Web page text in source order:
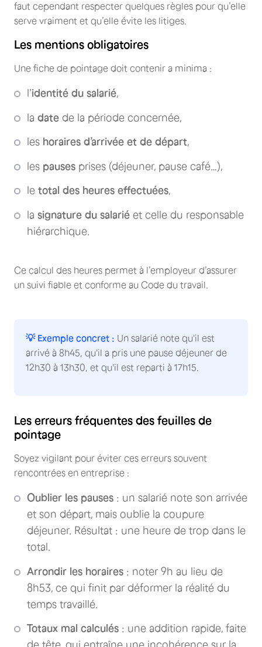
faut cependant respecter quelques règles pour qu’elle
serve vraiment et qu’elle évite les litiges.
Les mentions obligatoires
Une fiche de pointage doit contenir a minima :
l’identité du salarié,
la date de la période concernée,
les horaires d’arrivée et de départ,
les pauses prises (déjeuner, pause café…),
le total des heures effectuées,
la signature du salarié et celle du responsable
hiérarchique.
Ce calcul des heures permet à l’employeur d’assurer
un suivi fiable et conforme au Code du travail.
💡 Exemple concret : Un salarié note qu'il est
arrivé à 8h45, qu'il a pris une pause déjeuner de
12h30 à 13h30, et qu'il est reparti à 17h15.
Les erreurs fréquentes des feuilles de
pointage
Soyez vigilant pour éviter ces erreurs souvent
rencontrées en entreprise :
Oublier les pauses : un salarié note son arrivée
et son départ, mais oublie la coupure
déjeuner. Résultat : une heure de trop dans le
total.
Arrondir les horaires : noter 9h au lieu de
8h53, ce qui finit par déformer la réalité du
temps travaillé.
Totaux mal calculés : une addition rapide, faite